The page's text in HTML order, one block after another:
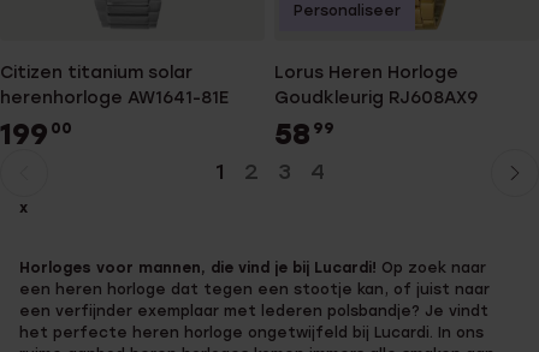
Citizen titanium solar
herenhorloge AW1641-81E
199 00
Lorus Heren Horloge
Goudkleurig RJ608AX9
58 99
Personaliseer
pagina
1 2 3 4
naar
x
Horloges voor mannen, die vind je bij Lucardi! Op zoek naar
een heren horloge dat tegen een stootje kan, of juist naar
een verfijnder exemplaar met lederen polsbandje? Je vindt
het perfecte heren horloge ongetwijfeld bij Lucardi. In ons